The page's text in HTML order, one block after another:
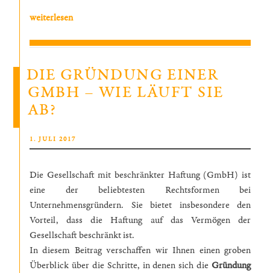
„BGH:
Bearbeitungsentgelte
AGB
von
Geschäftsdarlehen
weiterlesen
DIE GRÜNDUNG EINER
GMBH – WIE LÄUFT SIE
AB?
VERÖFFENTLICHT
1. JULI 2017
Die Gesellschaft mit beschränkter Haftung (GmbH) ist
eine der beliebtesten Rechtsformen bei
Unternehmensgründern. Sie bietet insbesondere den
Vorteil, dass die Haftung auf das Vermögen der
Gesellschaft beschränkt ist.
In diesem Beitrag verschaffen wir Ihnen einen groben
Überblick über die Schritte, in denen sich die Gründung